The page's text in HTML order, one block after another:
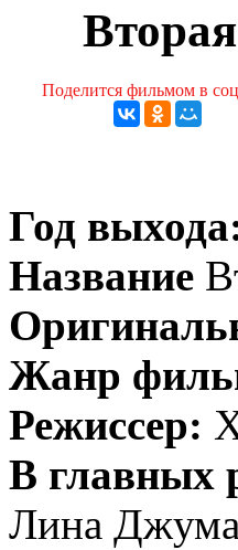
Поделится фильмом в
Год
Название
Жанр
Режиссер:
В главных
Лина